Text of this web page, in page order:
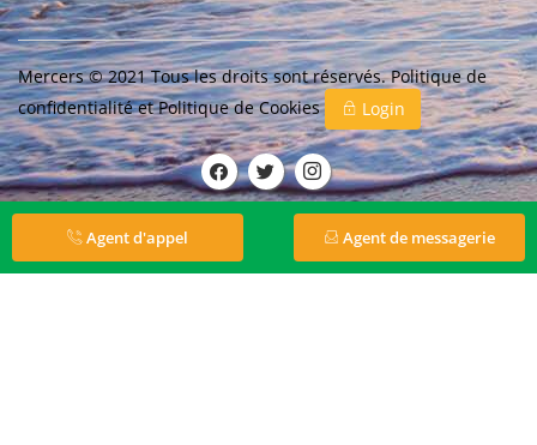
Mercers © 2021 Tous les droits sont réservés.Politique de
confidentialitéetPolitique de Cookies Login
Agent d'appel Agent de messagerie